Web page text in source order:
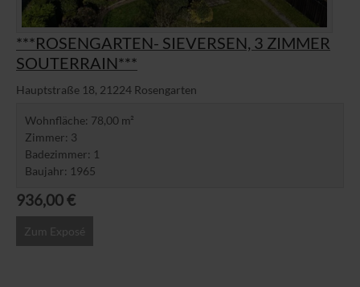
***ROSENGARTEN- SIEVERSEN, 3 ZIMMER
SOUTERRAIN***
Hauptstraße 18, 21224 Rosengarten
Wohnfläche 78,00 m²
Zimmer 3
Badezimmer 1
Baujahr 1965
936,00 €
Zum Exposé